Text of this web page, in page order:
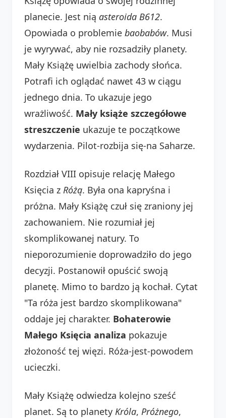
planecie. Jest nią asteroida B612.
Opowiada o problemie baobabów. Musi
je wyrywać, aby nie rozsadziły planety.
Mały Książę uwielbia zachody słońca.
Potrafi ich oglądać nawet 43 w ciągu
jednego dnia. To ukazuje jego
wrażliwość. Mały książe szczegółowe
streszczenie ukazuje te początkowe
wydarzenia. Pilot-rozbija się-na Saharze.
Rozdział VIII opisuje relację Małego
Księcia z Różą. Była ona kapryśna i
próżna. Mały Książę czuł się zraniony jej
zachowaniem. Nie rozumiał jej
skomplikowanej natury. To
nieporozumienie doprowadziło do jego
decyzji. Postanowił opuścić swoją
planetę. Mimo to bardzo ją kochał. Cytat
"Ta róża jest bardzo skomplikowana"
oddaje jej charakter. Bohaterowie
Małego Księcia analiza pokazuje
złożoność tej więzi. Róża-jest-powodem
ucieczki.
Mały Książę odwiedza kolejno sześć
planet. Są to planety Króla, Próżnego,